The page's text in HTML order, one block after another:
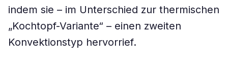
indem sie – im Unterschied zur thermischen
„Kochtopf-Variante“ – einen zweiten
Konvektionstyp hervorrief.